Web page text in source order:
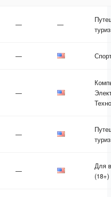
— —
—
—
—
—
Для
(18+)